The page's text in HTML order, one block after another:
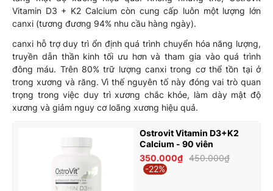
Vitamin D3 + K2 Calcium còn cung cấp luôn một lượng lớn
canxi (tương đương 94% nhu cầu hàng ngày).
canxi hỗ trợ duy trì ổn định quá trình chuyển hóa năng lượng,
truyền dẫn thần kinh tối ưu hơn và tham gia vào quá trình
đông máu. Trên 80% trữ lượng canxi trong cơ thể tồn tại ở
trong xương và răng. Vì thế nguyên tố này đóng vai trò quan
trọng trong việc duy trì xương chắc khỏe, làm dày mật độ
xương và giảm nguy cơ loãng xương hiệu quả.
Ostrovit Vitamin D3+K2
Calcium - 90 viên
350.000₫ 450.000₫
-22%